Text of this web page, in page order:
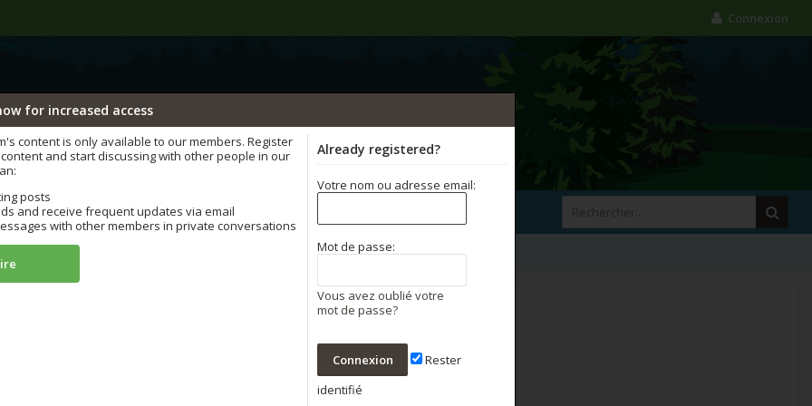
Connexion
for increased access
Already registered?
Votre nom ou adresse email:
Mot de passe:
Vous avez oublié votre
mot de passe?
Rester
identifié
content is only available to our members. Register
and start discussing with other people in our
posts
and receive frequent updates via email
with other members in private conversations